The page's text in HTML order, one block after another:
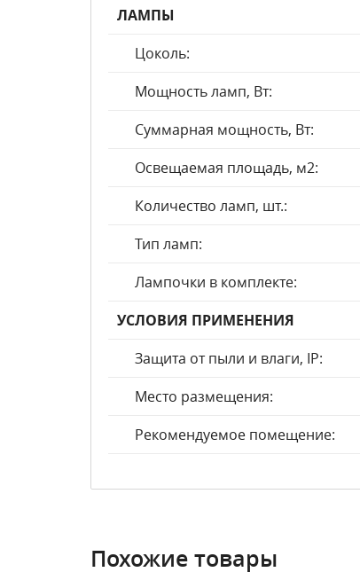
ЛАМПЫ
Цоколь:
Мощность ламп, Вт:
Суммарная мощность, Вт:
Освещаемая площадь, м2:
Количество ламп, шт.:
Тип ламп:
Лампочки в комплекте:
УСЛОВИЯ ПРИМЕНЕНИЯ
Защита от пыли и влаги, IP:
Место размещения:
Рекомендуемое помещение:
Похожие товары